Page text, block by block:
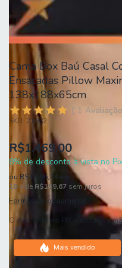
Cama Box Baú Casal
Ensacadas Pillow
138x188x65cm
1 Avaliação
SKU: 21982
R$1.469,00
8% de desconto à vista no
ou R$1.596,74 em
10x de R$159,67 sem juros
Formas de pagamento
O desconto no PIX é exclusivo,
Mais vendido